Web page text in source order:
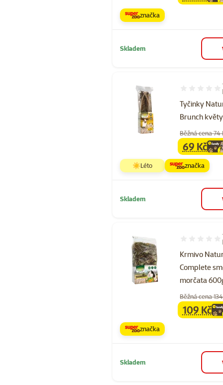
značka
Skladem
Tyčinky
Brunch
Hodnocení
Běžná cena 74
family
69 Kč
☀️Léto značka
Skladem
Krmivo
Complete
morčata
Hodnocení
Běžná cena
family
109 Kč
značka
Skladem